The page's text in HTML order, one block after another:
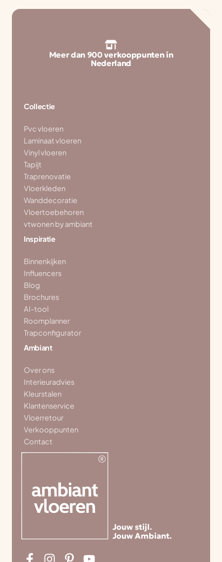
Meer dan 900 verkooppunten in
Nederland
Collectie
Pvc vloeren
Laminaat vloeren
Vinyl vloeren
Tapijt
Traprenovatie
Vloerkleden
Wanddecoratie
Vloertoebehoren
vtwonen by ambiant
Inspiratie
Binnenkijken
Influencers
Blog
Brochures
AI-tool
Roomplanner
Trapconfigurator
Ambiant
Over ons
Interieuradvies
Kleurstalen
Klantenservice
Vloerretour
Verkooppunten
Contact
Jouw stijl.
Jouw Ambiant.